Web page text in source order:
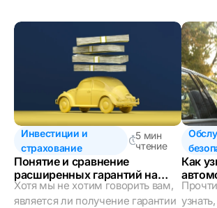
Инвестиции и
страхование
5 мин
чтение
Понятие и сравнение
расширенных гарантий на
автомобили
Хотя мы не хотим говорить вам,
является ли получение гарантии
Как